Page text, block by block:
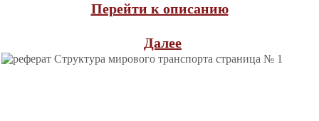
Перейти к описанию
Далее